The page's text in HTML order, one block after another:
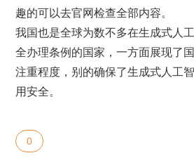
趣的可以去官网检查全部内容。
我国也是全球为数不多在生成式人
全办理条例的国家，一方面展现了
注重程度，别的确保了生成式人工
用安全。
0